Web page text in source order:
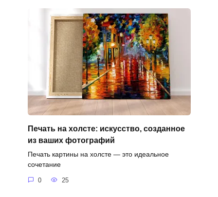
Печать на холсте: искусство, созданное
из ваших фотографий
Печать картины на холсте — это идеальное
сочетание
0 25